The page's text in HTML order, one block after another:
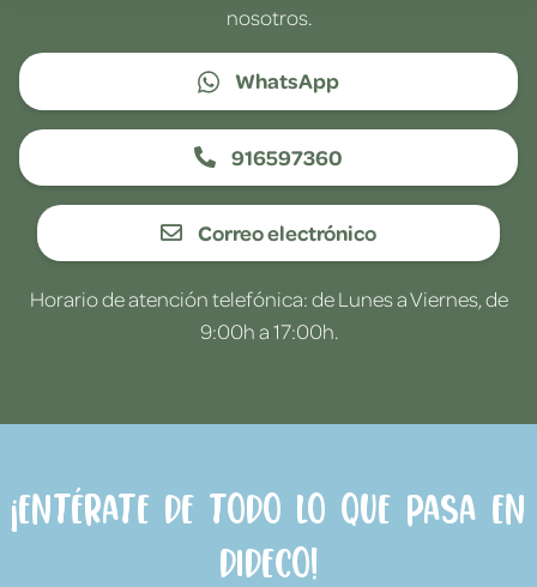
nosotros.
WhatsApp
916597360
Correo electrónico
Horario de atención telefónica: de Lunes a Viernes, de
9:00h a 17:00h.
¡Entérate de todo lo que pasa en
Dideco!